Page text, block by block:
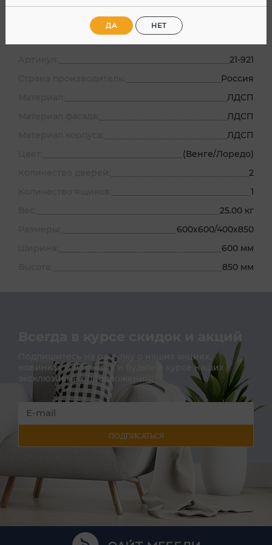
Характеристики
21-921
Россия
ЛДСП
ЛДСП
ЛДСП
(Венге/Лоредо)
2
1
25.00 кг
600х600/400х850
600 мм
850 мм
Всегда в курсе скидок и акций
Подпишитесь на расылку о наших акциях,
новинках и новостях и будьте в курсе наших
эксклюзивных предложений!
ПОДПИСАТЬСЯ
ДА НЕТ